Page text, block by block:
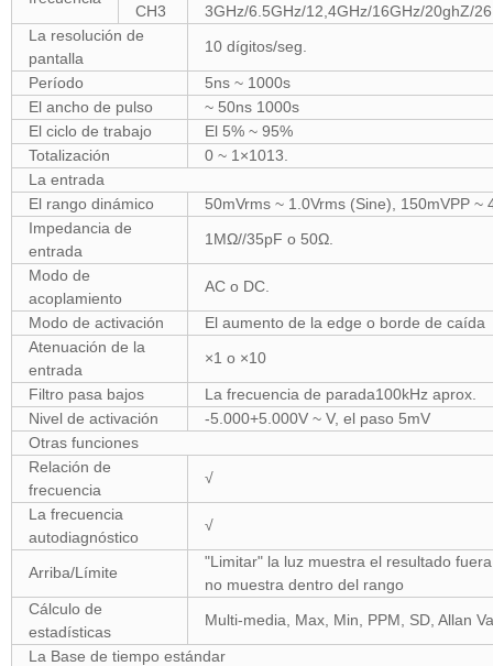
CH3
3GHz/6.5GHz/12,4GHz/16GHz/20ghZ/
La resolución de
pantalla
10 dígitos/seg.
Período
5ns ~ 1000s
El ancho de pulso
~ 50ns 1000s
El ciclo de trabajo
El 5% ~ 95%
Totalización
0 ~ 1×1013.
La entrada
El rango dinámico
50mVrms ~ 1.0Vrms (Sine), 150mVPP ~
Impedancia de
entrada
1MΩ//35pF o 50Ω.
Modo de
acoplamiento
AC o DC.
Modo de activación
El aumento de la edge o borde de caída
Atenuación de la
entrada
×1 o ×10
Filtro pasa bajos
La frecuencia de parada100kHz aprox.
Nivel de activación
-5.000+5.000V ~ V, el paso 5mV
Otras funciones
Relación de
frecuencia
√
La frecuencia
autodiagnóstico
√
Arriba/Límite
"Limitar" la luz muestra el resultado
no muestra dentro del rango
Cálculo de
estadísticas
Multi-media, Max, Min, PPM, SD, Allan
La Base de tiempo estándar